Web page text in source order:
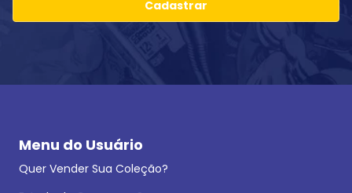
Cadastrar
Menu do Usuário
Quer Vender Sua Coleção?